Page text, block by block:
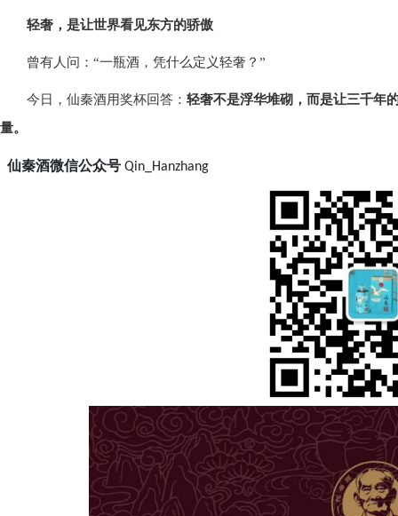
轻奢，是让世界看见东方的骄傲
曾有人问：“一瓶酒，凭什么定义轻奢？”
今日，仙秦酒用奖杯回答： 轻奢不是浮华堆砌，而是让三千年
量。
仙秦酒微信公众号 Qin_Hanzhang